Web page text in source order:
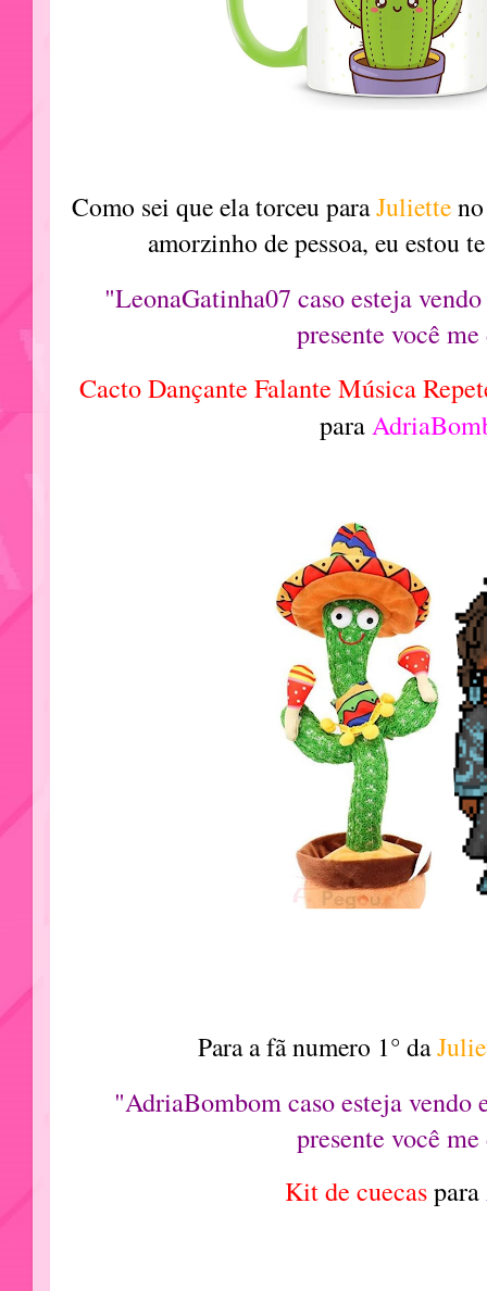
Como sei que ela torceu paraJuliette
amorzinho de pessoa, eu estou
"LeonaGatinha07 caso esteja
presente você
Cacto Dançante Falante Música
para
Para a fã numero 1° da
"AdriaBombom caso esteja vendo
presente você
Kit de cuecaspara